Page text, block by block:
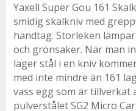
Yaxell Super Gou 161
smidig skalkniv med
handtag. Storleken
och grönsaker. När man
lager stål i en kniv
med inte mindre än 161
vass egg som är tillverkat
pulverstålet SG2 Micro